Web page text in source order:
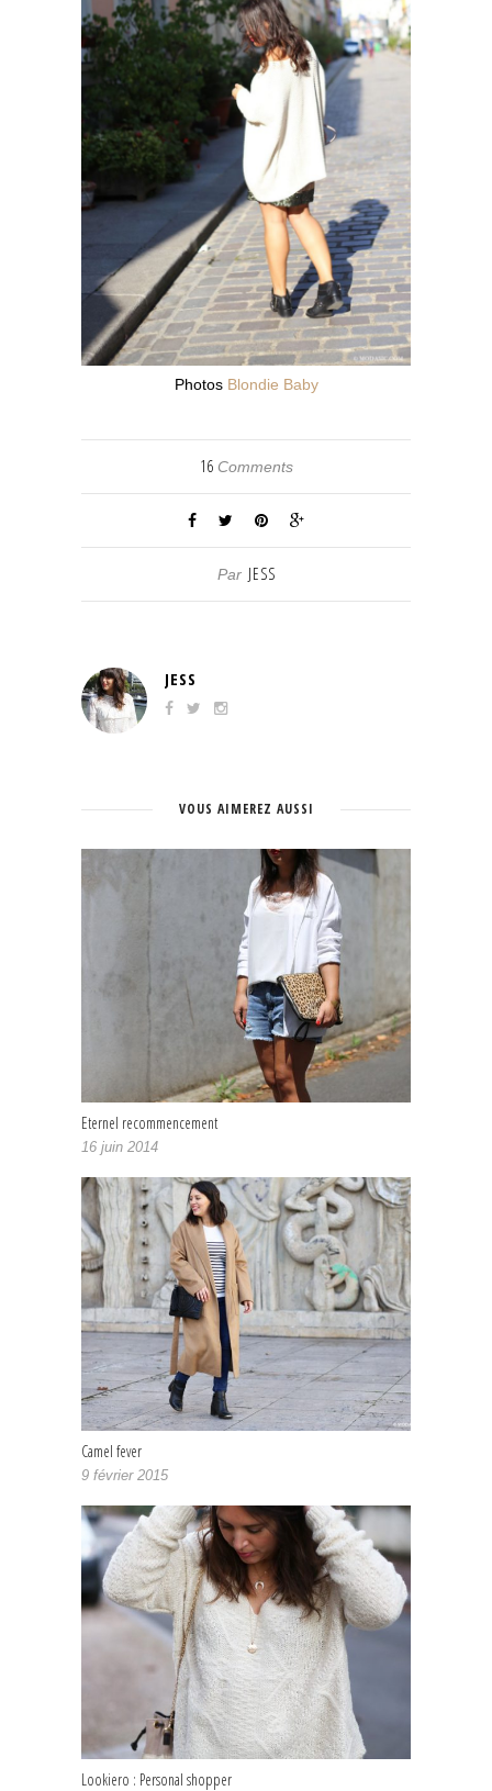
Photos Blondie Baby
16Comments
Par JESS
JESS
VOUS AIMEREZ AUSSI
Eternel recommencement
16 juin 2014
Camel fever
9 février 2015
Lookiero : Personal shopper